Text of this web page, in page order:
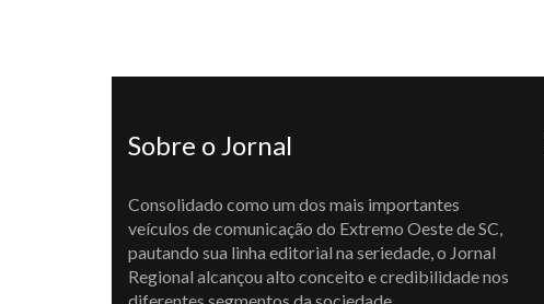
Sobre o Jornal
Consolidado como um dos mais importantes
veículos de comunicação do Extremo Oeste de SC,
pautando sua linha editorial na seriedade, o Jornal
Regional alcançou alto conceito e credibilidade nos